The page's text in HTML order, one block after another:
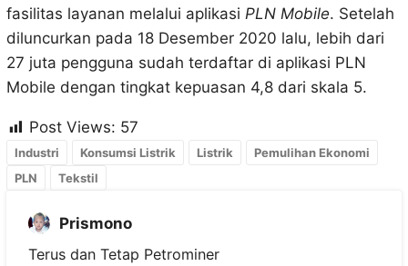
fasilitas layanan melalui aplikasi PLN Mobile. Setelah
diluncurkan pada 18 Desember 2020 lalu, lebih dari
27 juta pengguna sudah terdaftar di aplikasi PLN
Mobile dengan tingkat kepuasan 4,8 dari skala 5.
Post Views: 57
Industri Konsumsi Listrik Listrik
Pemulihan Ekonomi
PLN
Tekstil
Prismono
Terus dan Tetap Petrominer